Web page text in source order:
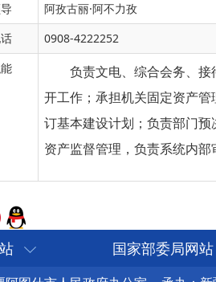
阿孜古丽·阿不力孜
0908-4222252
负责文电、综合会务、
开工作；承担机关固定资产
订基本建设计划；负责部门预
资产监督管理，负责系统内部
国家部委局网站